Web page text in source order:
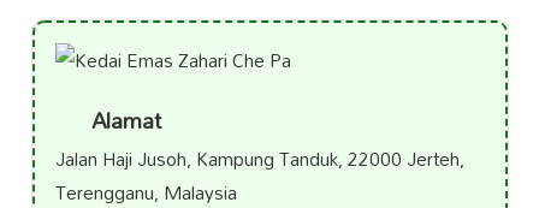
Alamat
Jalan Haji Jusoh, Kampung Tanduk, 22000 Jerteh,
Terengganu, Malaysia